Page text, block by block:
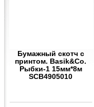
Бумажный скотч с
принтом. Basik&Co.
Рыбки-1 15мм*8м
SCB4905010